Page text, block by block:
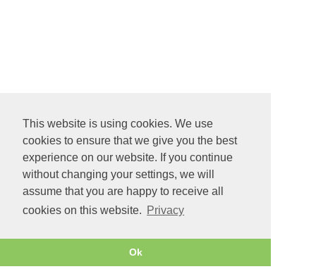
This website is using cookies. We use
cookies to ensure that we give you the best
experience on our website. If you continue
without changing your settings, we will
assume that you are happy to receive all
cookies on this website. Privacy
Ok